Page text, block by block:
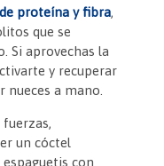
proteína y fibra,
que se
Si aprovechas la
y recuperar
a mano.
un cóctel
con